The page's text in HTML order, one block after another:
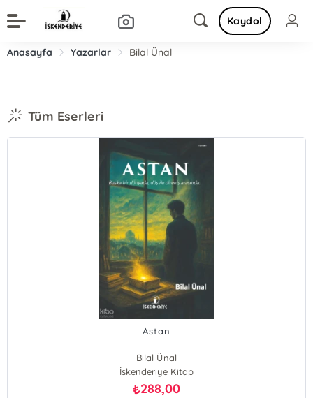
Kaydol
Anasayfa Yazarlar Bilal Ünal
Tüm Eserleri
Astan
Bilal Ünal
İskenderiye Kitap
₺288,00